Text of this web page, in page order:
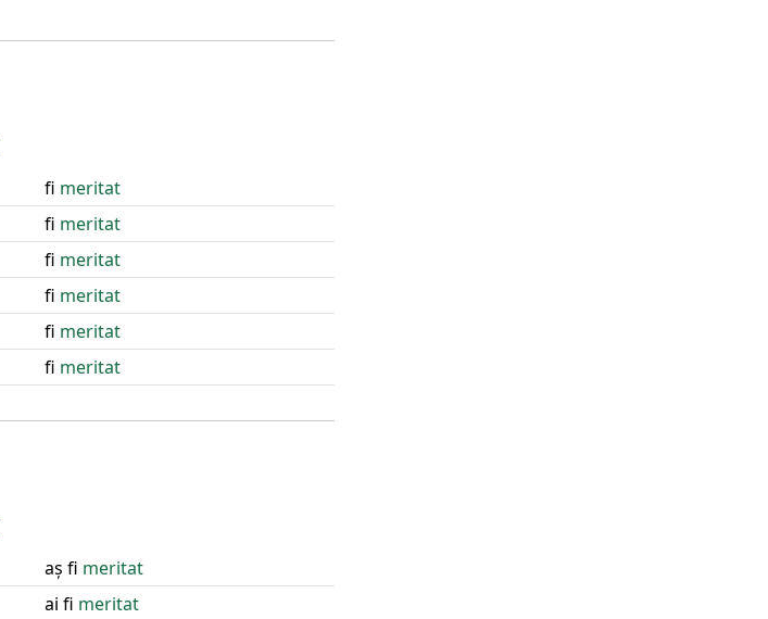
fi meritat
fi meritat
fi meritat
fi meritat
fi meritat
fi meritat
aș fi meritat
ai fi meritat